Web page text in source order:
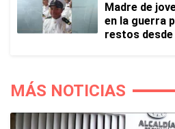
Madre de
en la guerra
restos desde
MÁS NOTICIAS